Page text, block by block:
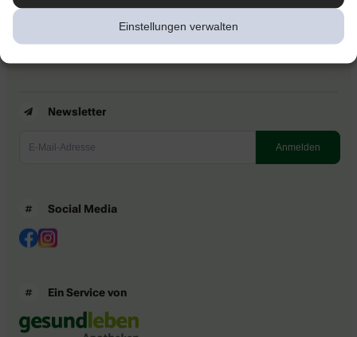
Einstellungen verwalten
Barrierefreiheitserklärung
Newsletter
Social Media
Ein Service von